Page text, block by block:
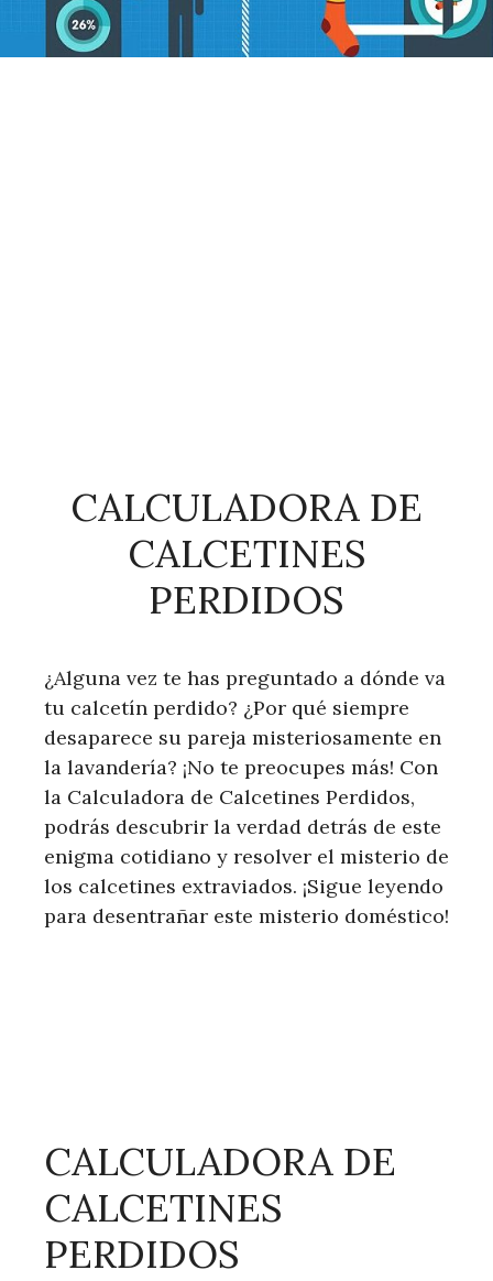
CALCULADORA DE
CALCETINES
PERDIDOS
¿Alguna vez te has preguntado a dónde va
tu calcetín perdido? ¿Por qué siempre
desaparece su pareja misteriosamente en
la lavandería? ¡No te preocupes más! Con
la Calculadora de Calcetines Perdidos,
podrás descubrir la verdad detrás de este
enigma cotidiano y resolver el misterio de
los calcetines extraviados. ¡Sigue leyendo
para desentrañar este misterio doméstico!
CALCULADORA DE
CALCETINES
PERDIDOS